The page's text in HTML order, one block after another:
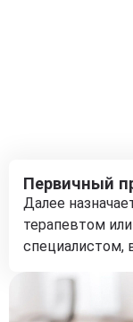
Первичный
Далее
терапевтом
специалистом,